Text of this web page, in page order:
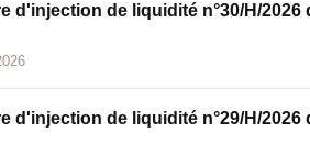
d'injection de liquidité n°30/H/2026
d'injection de liquidité n°29/H/2026